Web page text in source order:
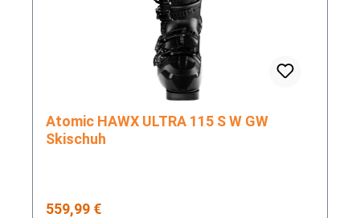
Atomic HAWX ULTRA 115 S W GW
Skischuh
Regulärer Preis:
559,99 €